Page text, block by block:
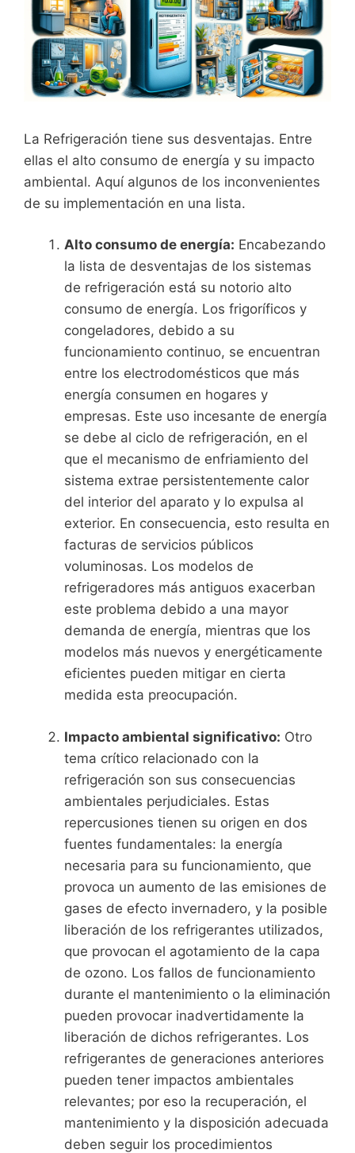
La Refrigeración tiene sus desventajas. Entre
ellas el alto consumo de energía y su impacto
ambiental. Aquí algunos de los inconvenientes
de su implementación en una lista.
Alto consumo de energía: Encabezando
la lista de desventajas de los sistemas
de refrigeración está su notorio alto
consumo de energía. Los frigoríficos y
congeladores, debido a su
funcionamiento continuo, se encuentran
entre los electrodomésticos que más
energía consumen en hogares y
empresas. Este uso incesante de energía
se debe al ciclo de refrigeración, en el
que el mecanismo de enfriamiento del
sistema extrae persistentemente calor
del interior del aparato y lo expulsa al
exterior. En consecuencia, esto resulta en
facturas de servicios públicos
voluminosas. Los modelos de
refrigeradores más antiguos exacerban
este problema debido a una mayor
demanda de energía, mientras que los
modelos más nuevos y energéticamente
eficientes pueden mitigar en cierta
medida esta preocupación.
Impacto ambiental significativo: Otro
tema crítico relacionado con la
refrigeración son sus consecuencias
ambientales perjudiciales. Estas
repercusiones tienen su origen en dos
fuentes fundamentales: la energía
necesaria para su funcionamiento, que
provoca un aumento de las emisiones de
gases de efecto invernadero, y la posible
liberación de los refrigerantes utilizados,
que provocan el agotamiento de la capa
de ozono. Los fallos de funcionamiento
durante el mantenimiento o la eliminación
pueden provocar inadvertidamente la
liberación de dichos refrigerantes. Los
refrigerantes de generaciones anteriores
pueden tener impactos ambientales
relevantes; por eso la recuperación, el
mantenimiento y la disposición adecuada
deben seguir los procedimientos